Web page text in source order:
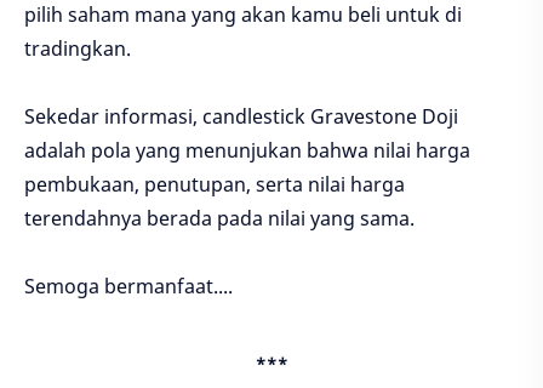
pilih saham mana yang akan kamu beli untuk di
tradingkan.
Sekedar informasi, candlestick Gravestone Doji
adalah pola yang menunjukan bahwa nilai harga
pembukaan, penutupan, serta nilai harga
terendahnya berada pada nilai yang sama.
Semoga bermanfaat....
***